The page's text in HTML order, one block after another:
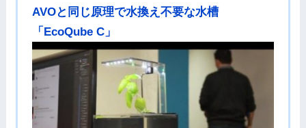
AVOと同じ原理で水換え不要な水槽
「EcoQube C」